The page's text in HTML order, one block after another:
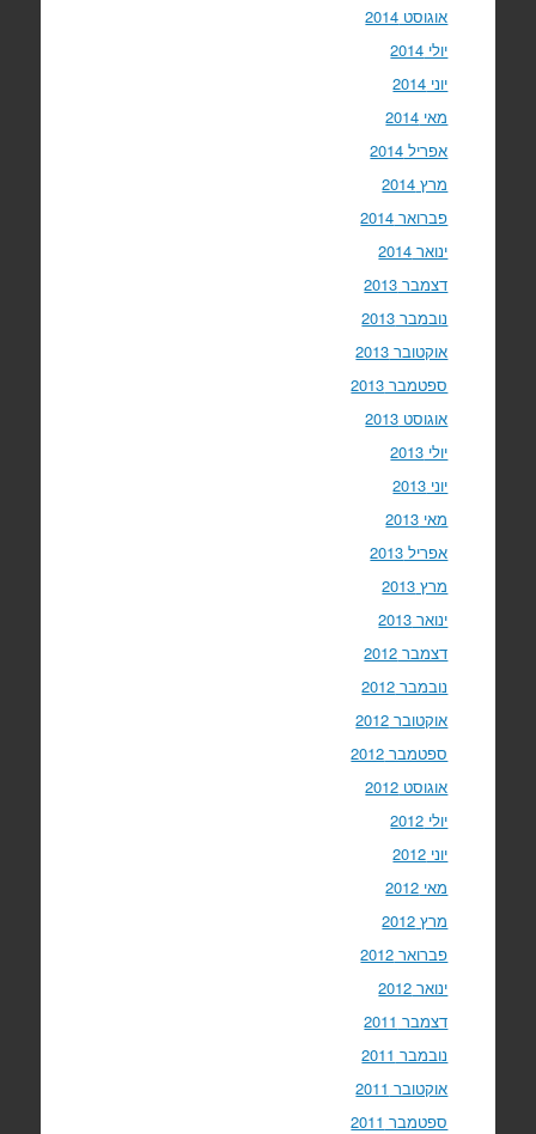
אוגוסט 2014
יולי 2014
יוני 2014
מאי 2014
אפריל 2014
מרץ 2014
פברואר 2014
ינואר 2014
דצמבר 2013
נובמבר 2013
אוקטובר 2013
ספטמבר 2013
אוגוסט 2013
יולי 2013
יוני 2013
מאי 2013
אפריל 2013
מרץ 2013
ינואר 2013
דצמבר 2012
נובמבר 2012
אוקטובר 2012
ספטמבר 2012
אוגוסט 2012
יולי 2012
יוני 2012
מאי 2012
מרץ 2012
פברואר 2012
ינואר 2012
דצמבר 2011
נובמבר 2011
אוקטובר 2011
ספטמבר 2011